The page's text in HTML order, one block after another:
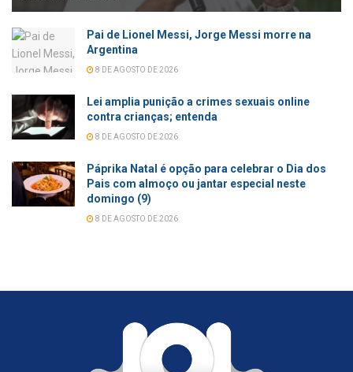
Pai de Lionel Messi, Jorge Messi morre na
Argentina
8 DE AGOSTO DE 2026
Lei amplia punição a crimes sexuais online
contra crianças; entenda
8 DE AGOSTO DE 2026
Páprika Natal é opção para celebrar o Dia dos
Pais com almoço ou jantar especial neste
domingo (9)
8 DE AGOSTO DE 2026